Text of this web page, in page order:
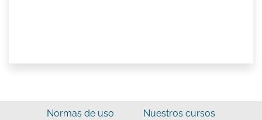
Normas de uso Nuestros cursos